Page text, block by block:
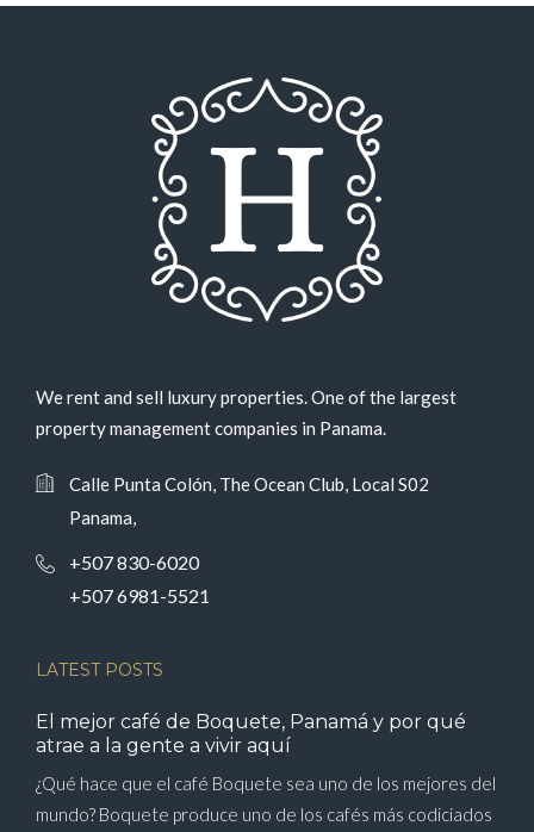
We rent and sell luxury properties. One of the largest
property management companies in Panama.
Calle Punta Colón, The Ocean Club, Local S02
Panama,
+507 830-6020
+507 6981-5521
LATEST POSTS
El mejor café de Boquete, Panamá y por qué
atrae a la gente a vivir aquí
¿Qué hace que el café Boquete sea uno de los mejores del
mundo? Boquete produce uno de los cafés más codiciados